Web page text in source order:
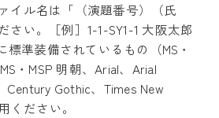
イル名は「（演題番号）（氏
さい。［例］1-1-SY1-1 大阪太郎
標準装備されているもの（MS・
・MSP 明朝、Arial、Arial
Century Gothic、Times New
ください。